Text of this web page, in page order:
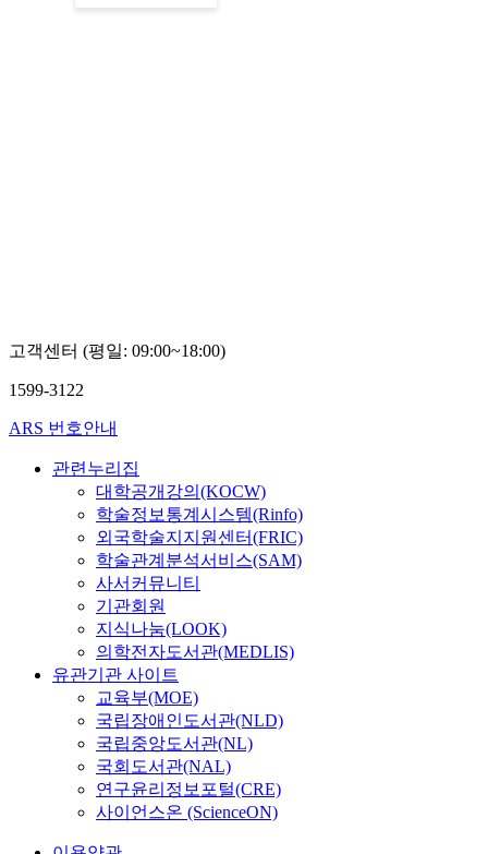
고객센터 (평일: 09:00~18:00)
1599-3122
ARS 번호안내
관련누리집
대학공개강의(KOCW)
학술정보통계시스템(Rinfo)
외국학술지지원센터(FRIC)
학술관계분석서비스(SAM)
사서커뮤니티
기관회원
지식나눔(LOOK)
의학전자도서관(MEDLIS)
유관기관 사이트
교육부(MOE)
국립장애인도서관(NLD)
국립중앙도서관(NL)
국회도서관(NAL)
연구윤리정보포털(CRE)
사이언스온 (ScienceON)